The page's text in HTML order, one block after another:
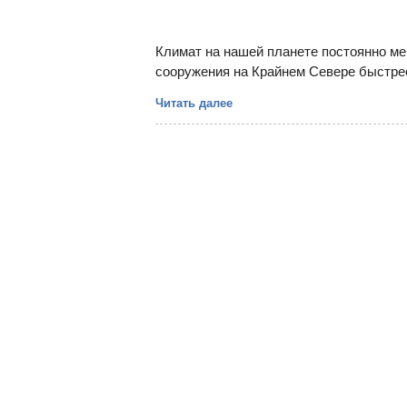
Климат на нашей планете постоянно
сооружения на Крайнем Севере
Читать далее